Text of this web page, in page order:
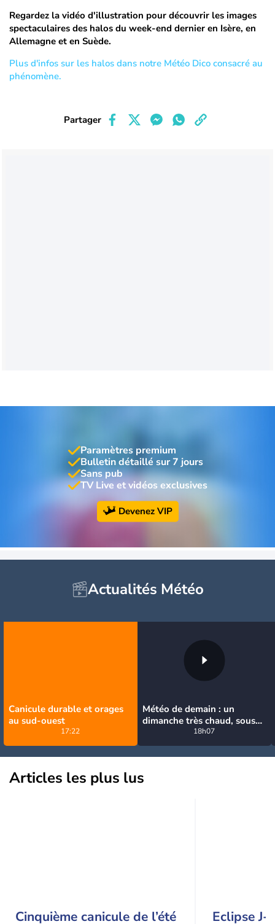
Regardez la vidéo d'illustration pour découvrir les images
spectaculaires des halos du week-end dernier en Isère, en
Allemagne et en Suède.
Plus d'infos sur les halos dans notre Météo Dico consacré au
phénomène.
Partager
Paramètres premium
Bulletin détaillé sur 7 jours
Sans pub
TV Live et vidéos exclusives
Devenez VIP
Actualités Météo
Canicule durable et orages
au sud-ouest
17:22
Météo de demain : un
dimanche très chaud, sous
la menace de quelques
orages
18h07
Articles les plus lus
Cinquième canicule de l’été
Eclipse J-